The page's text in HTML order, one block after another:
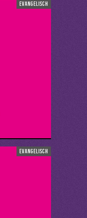
evangelisch
evangelisch